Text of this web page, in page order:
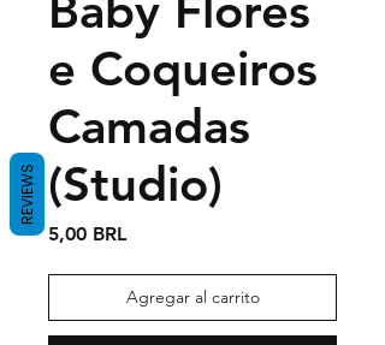
e Coqueiros
Camadas
(Studio)
5,00 BRLPrecio
Agregar al carrito
REVIEWS